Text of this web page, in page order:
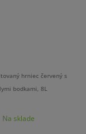
hrniec červený s
bodkami, 8L
Na sklade